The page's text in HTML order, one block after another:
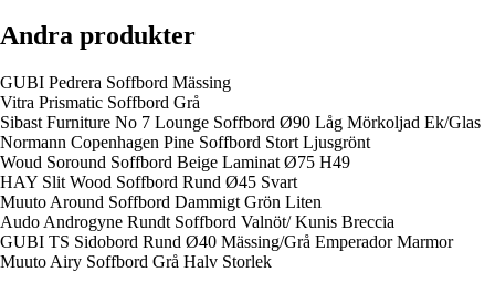
Andra produkter
GUBI Pedrera Soffbord Mässing
Vitra Prismatic Soffbord Grå
Sibast Furniture No 7 Lounge Soffbord Ø90 Låg Mörkoljad Ek/Glas
Normann Copenhagen Pine Soffbord Stort Ljusgrönt
Woud Soround Soffbord Beige Laminat Ø75 H49
HAY Slit Wood Soffbord Rund Ø45 Svart
Muuto Around Soffbord Dammigt Grön Liten
Audo Androgyne Rundt Soffbord Valnöt/ Kunis Breccia
GUBI TS Sidobord Rund Ø40 Mässing/Grå Emperador Marmor
Muuto Airy Soffbord Grå Halv Storlek